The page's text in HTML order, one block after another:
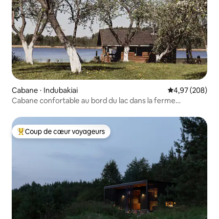
Cabane ⋅ Indubakiai Évaluation
4,97 (208)
Cabane confortable au bord du lac dans la ferme
Coups de cœur voyageurs les plus appréciés
Coup de cœur voyageurs